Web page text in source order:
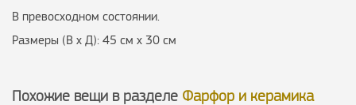
В превосходном состоянии.
Размеры (В х Д): 45 см х 30 см
Похожие вещи в разделе Фарфор и керамика